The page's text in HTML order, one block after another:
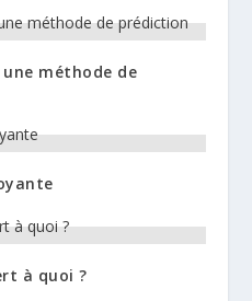
méthode de
à quoi ?